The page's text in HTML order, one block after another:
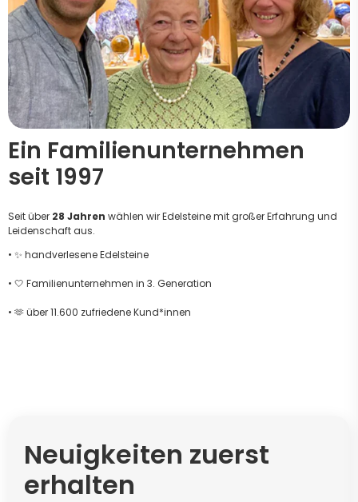
Ein Familienunternehmen
seit 1997
Seit über 28 Jahren wählen wir Edelsteine mit großer Erfahrung und
Leidenschaft aus.
• ✨ handverlesene Edelsteine
• 🤍 Familienunternehmen in 3. Generation
• 🫶 über 11.600 zufriedene Kund*innen
Neuigkeiten zuerst
erhalten